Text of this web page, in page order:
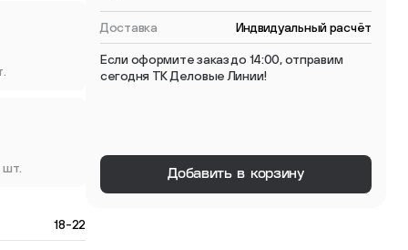
шт.
18-22
Доставка Индвидуальный расчёт
Если оформите заказ до 14:00, отправим
сегодня ТК Деловые Линии!
Добавить в корзину